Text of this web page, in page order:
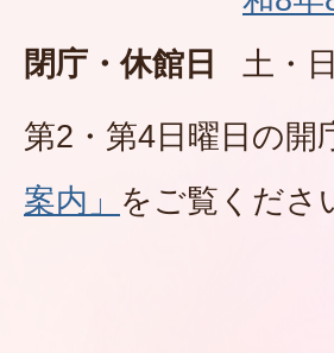
閉庁・休館日
土・
第2・第4日曜日の開
案内」 をご覧くださ